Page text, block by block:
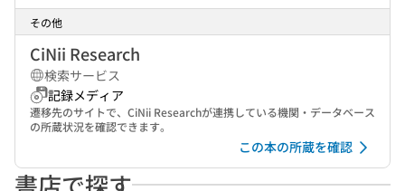
その他
CiNii Research
検索サービス
記録メディア
遷移先のサイトで、CiNii Researchが連携している機関・データベース
の所蔵状況を確認できます。
この本の所蔵を確認
書店で探す